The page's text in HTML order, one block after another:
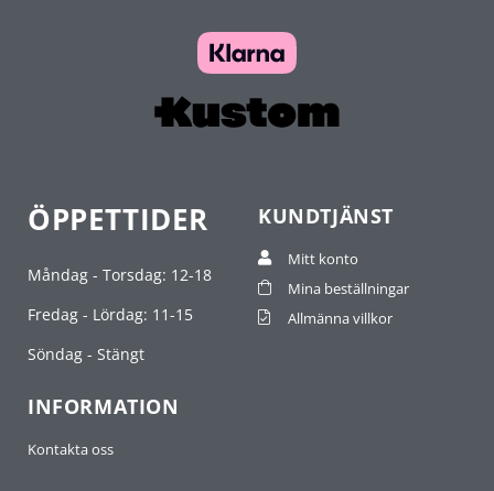
ÖPPETTIDER
Måndag - Torsdag: 12-18
Fredag - Lördag: 11-15
Söndag - Stängt
KUNDTJÄNST
Mitt konto
Mina beställningar
Allmänna villkor
INFORMATION
Kontakta oss